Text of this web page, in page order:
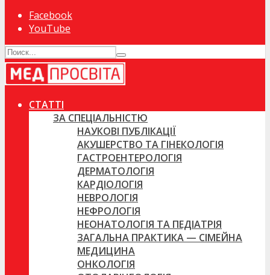
Facebook
YouTube
СТАТТІ
ЗА СПЕЦІАЛЬНІСТЮ
НАУКОВІ ПУБЛІКАЦІЇ
АКУШЕРСТВО ТА ГІНЕКОЛОГІЯ
ГАСТРОЕНТЕРОЛОГІЯ
ДЕРМАТОЛОГІЯ
КАРДІОЛОГІЯ
НЕВРОЛОГІЯ
НЕФРОЛОГІЯ
НЕОНАТОЛОГІЯ ТА ПЕДІАТРІЯ
ЗАГАЛЬНА ПРАКТИКА — СІМЕЙНА
МЕДИЦИНА
ОНКОЛОГІЯ